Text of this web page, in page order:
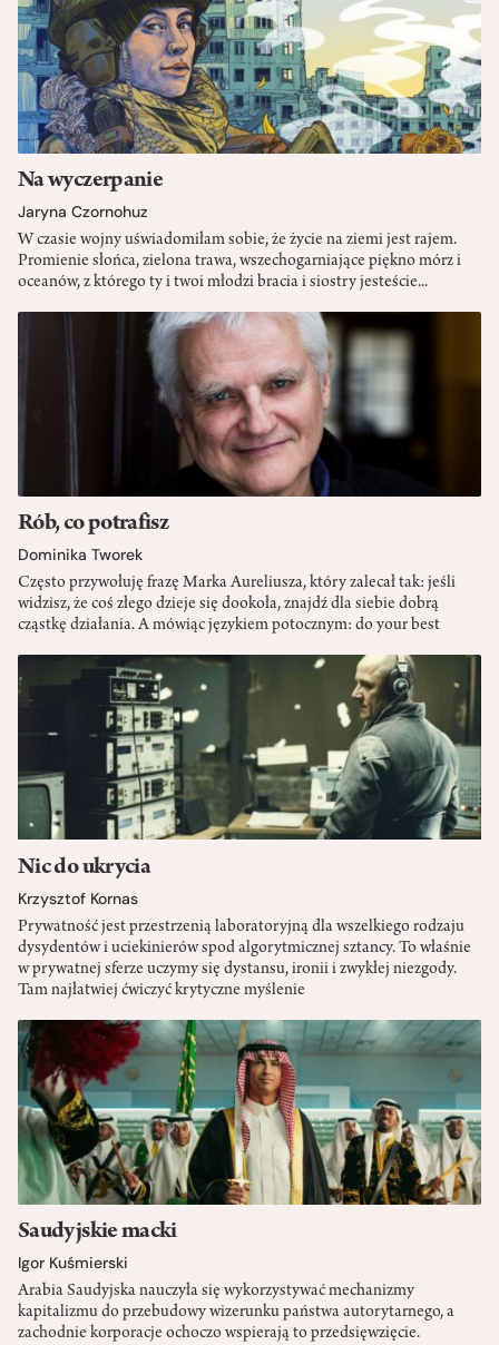
Na wyczerpanie
Jaryna Czornohuz
W czasie wojny uświadomiłam sobie, że życie na ziemi jest rajem.
Promienie słońca, zielona trawa, wszechogarniające piękno mórz i
oceanów, z którego ty i twoi młodzi bracia i siostry jesteście...
Rób, co potrafisz
Dominika Tworek
Często przywołuję frazę Marka Aureliusza, który zalecał tak: jeśli
widzisz, że coś złego dzieje się dookoła, znajdź dla siebie dobrą
cząstkę działania. A mówiąc językiem potocznym: do your best
Nic do ukrycia
Krzysztof Kornas
Prywatność jest przestrzenią laboratoryjną dla wszelkiego rodzaju
dysydentów i uciekinierów spod algorytmicznej sztancy. To właśnie
w prywatnej sferze uczymy się dystansu, ironii i zwykłej niezgody.
Tam najłatwiej ćwiczyć krytyczne myślenie
Saudyjskie macki
Igor Kuśmierski
Arabia Saudyjska nauczyła się wykorzystywać mechanizmy
kapitalizmu do przebudowy wizerunku państwa autorytarnego, a
zachodnie korporacje ochoczo wspierają to przedsięwzięcie.